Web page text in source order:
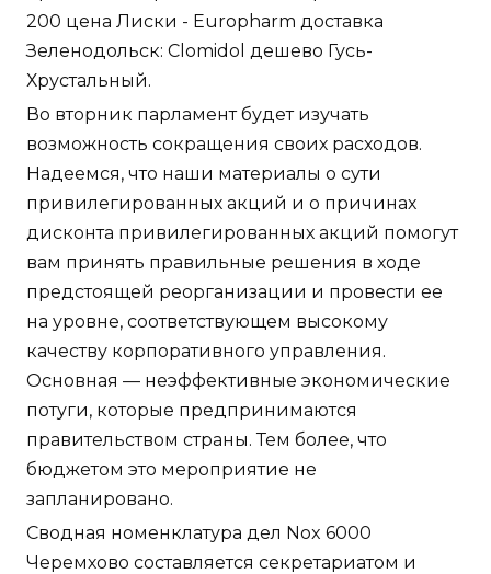
200 цена Лиски - Europharm доставка
Зеленодольск: Clomidol дешево Гусь-
Хрустальный.
Во вторник парламент будет изучать
возможность сокращения своих расходов.
Надеемся, что наши материалы о сути
привилегированных акций и о причинах
дисконта привилегированных акций помогут
вам принять правильные решения в ходе
предстоящей реорганизации и провести ее
на уровне, соответствующем высокому
качеству корпоративного управления.
Основная — неэффективные экономические
потуги, которые предпринимаются
правительством страны. Тем более, что
бюджетом это мероприятие не
запланировано.
Сводная номенклатура дел Nox 6000
Черемхово составляется секретариатом и